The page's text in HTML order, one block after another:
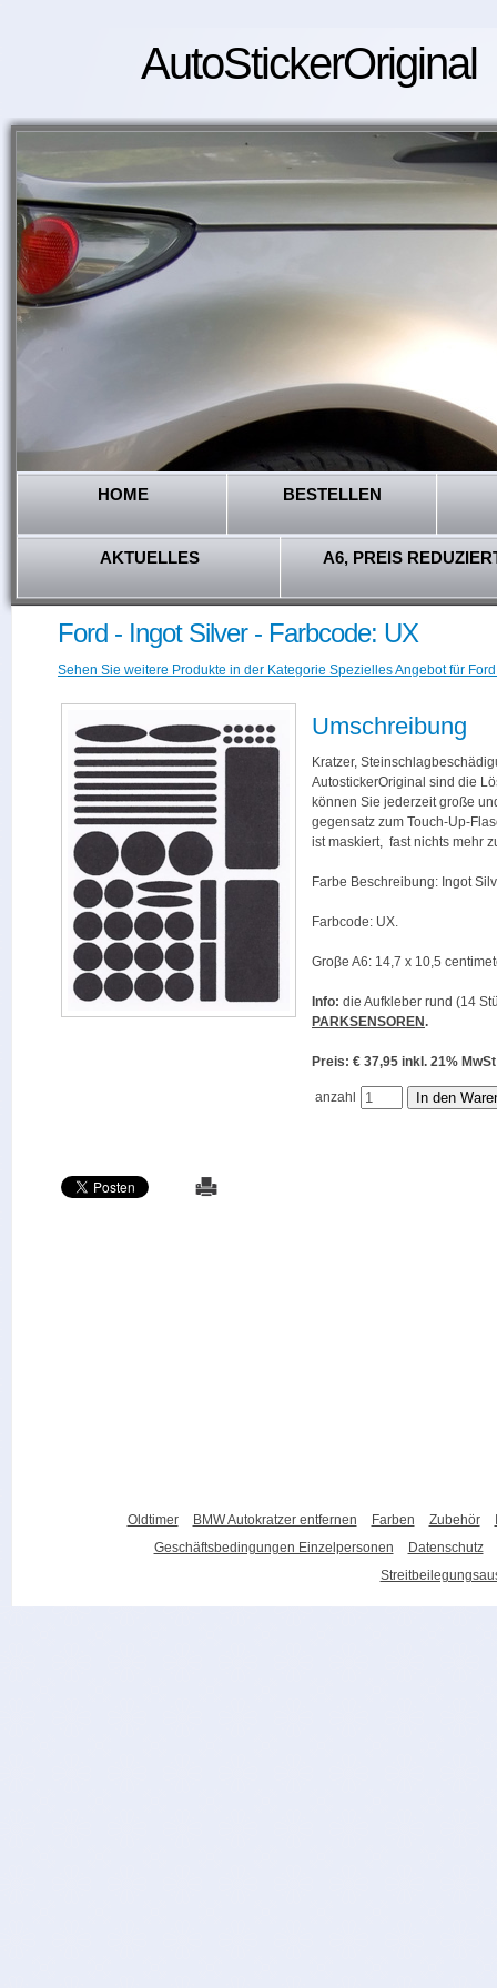
AutoStickerOriginal
HOME BESTELLEN
AKTUELLES A6, PREIS
Ford - Ingot Silver - Farbcode: UX
Sehen Sie weitere Produkte in der Kategorie Spezielles Angebot für
Umschreibung
Kratzer,
AutostickerOriginal sind die
können Sie jederzeit große
gegensatz zum Touch-Up-
ist maskiert, fast nichts mehr
Farbe Beschreibung: Ingot
Farbcode: UX.
Groβe A6: 14,7 x 10,5
Info: die Aufkleber rund (14
PARKSENSOREN.
Preis: € 37,95 inkl. 21%
anzahl
Oldtimer BMW Autokratzer entfernen Farben Zubehör
Geschäftsbedingungen Einzelpersonen
Datenschutz